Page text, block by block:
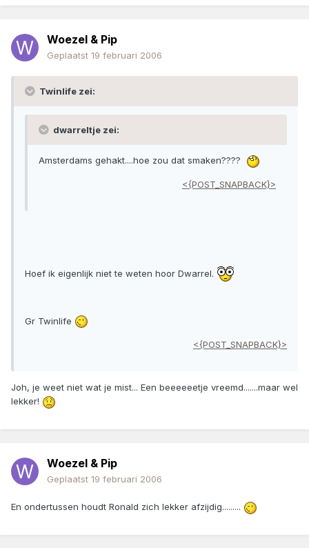
Woezel & Pip
Geplaatst 19 februari 2006
Twinlife zei:
dwarreltje zei:
Amsterdams gehakt....hoe zou dat smaken????
<{POST_SNAPBACK}>
Hoef ik eigenlijk niet te weten hoor Dwarrel.
Gr Twinlife
<{POST_SNAPBACK}>
Joh, je weet niet wat je mist... Een beeeeeetje vreemd.......maar wel
lekker!
Woezel & Pip
Geplaatst 19 februari 2006
En ondertussen houdt Ronald zich lekker afzijdig.........